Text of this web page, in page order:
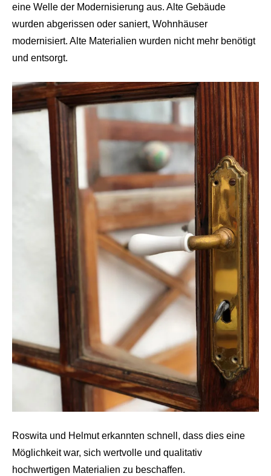
eine Welle der Modernisierung aus. Alte Gebäude
wurden abgerissen oder saniert, Wohnhäuser
modernisiert. Alte Materialien wurden nicht mehr benötigt
und entsorgt.
Roswita und Helmut erkannten schnell, dass dies eine
Möglichkeit war, sich wertvolle und qualitativ
hochwertigen Materialien zu beschaffen.